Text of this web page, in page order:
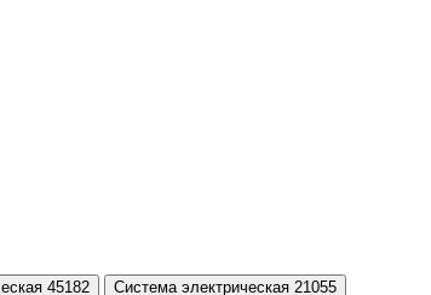
45182 Система электрическая 21055